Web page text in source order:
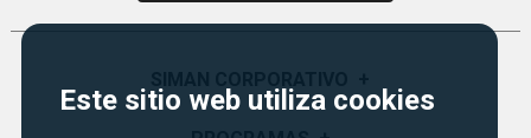
Este sitio web utiliza cookies